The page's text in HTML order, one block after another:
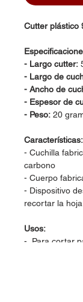
Cutter plástico
- Largo cutter:
- Largo de
- Ancho de
- Espesor de
- Peso: 20
Características:
- Cuchilla
carbono
- Cuerpo
- Dispositivo
recortar la
Usos:
- Para cortar